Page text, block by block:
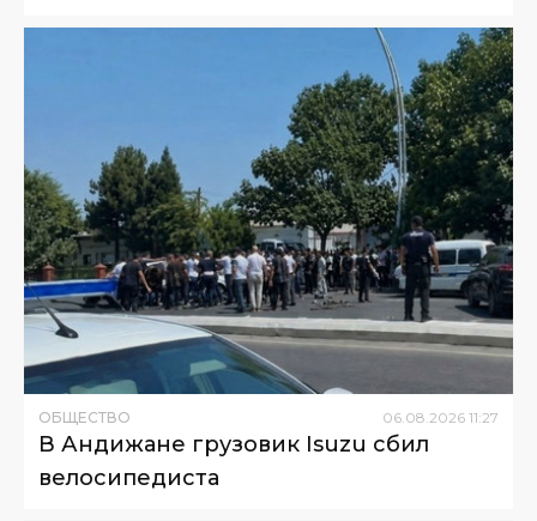
ОБЩЕСТВО 06.08.2026 11:27
В Андижане грузовик Isuzu сбил
велосипедиста